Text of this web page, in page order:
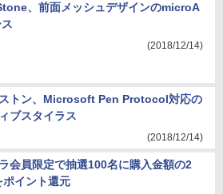
、前面メッシュデザインのmicroA
(2018/12/14)
トン、Microsoft Pen Protocol対応の
ブスタイラス
(2018/12/14)
会員限定で抽選100名に購入金額の2
ポイント還元